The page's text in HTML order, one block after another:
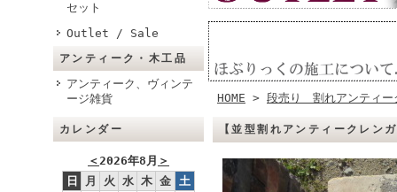
セット
Outlet / Sale
アンティーク・木工品
アンティーク、ヴィンテ
ージ雑貨
カレンダー
＜2026年8月 ＞
日
月 火 水 木 金 土
HOME > 段売り 割れアンティー
【並型割れアンティークレン